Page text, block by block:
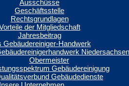
Ausschüsse
Geschäftsstelle
Rechtsgrundlagen
der Mitgliedschaft
Jahresbeitrag
Gebäudereiniger-Handwerk
Niedersachsen
Obermeister
Gebäudereinigung
Gebäudedienste